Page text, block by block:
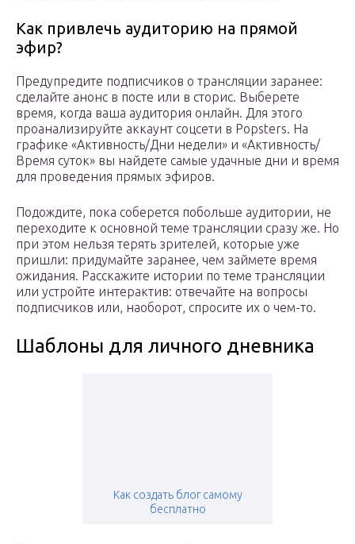
Как привлечь аудиторию на прямой
эфир?
Предупредите подписчиков о трансляции заранее:
сделайте анонс в посте или в сторис. Выберете
время, когда ваша аудитория онлайн. Для этого
проанализируйте аккаунт соцсети в Popsters. На
графике «Активность/Дни недели» и «Активность/
Время суток» вы найдете самые удачные дни и время
для проведения прямых эфиров.
Подождите, пока соберется побольше аудитории, не
переходите к основной теме трансляции сразу же. Но
при этом нельзя терять зрителей, которые уже
пришли: придумайте заранее, чем займете время
ожидания. Расскажите истории по теме трансляции
или устройте интерактив: отвечайте на вопросы
подписчиков или, наоборот, спросите их о чем-то.
Шаблоны для личного дневника
Как создать блог самому
бесплатно